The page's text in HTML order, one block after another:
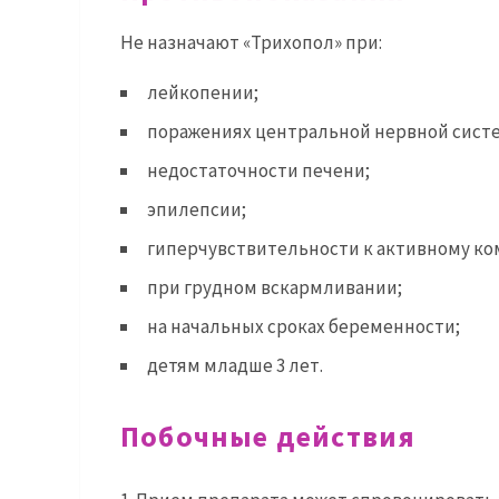
Не назначают «Трихопол» при:
лейкопении;
поражениях центральной нервной
недостаточности печени;
эпилепсии;
гиперчувствительности к активному
при грудном вскармливании;
на начальных сроках беременности;
детям младше 3 лет.
Побочные действия